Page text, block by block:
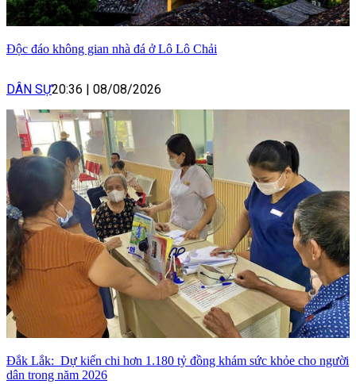
Độc đáo không gian nhà đá ở Lô Lô Chải
DÂN SỰ20:36 08/08/2026
Đắk Lắk: Dự kiến chi hơn 1.180 tỷ đồng khám sức khỏe cho người
dân trong năm 2026